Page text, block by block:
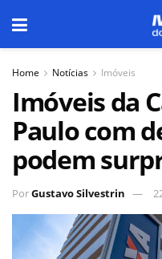
Home Notícias Imóveis
Imóveis da
Paulo com
podem
PorGustavo Silvestrin